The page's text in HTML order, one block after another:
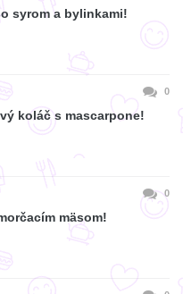
syrom a bylinkami!
0
koláč s mascarpone!
0
mäsom!